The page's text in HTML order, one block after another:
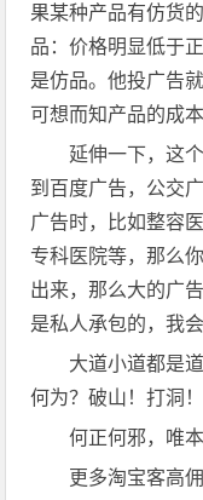
果某种产品有仿货
品：价格明显低于
是仿品。他投广告
可想而知产品的成
延伸一下，这
到百度广告，公交
广告时，比如整容
专科医院等，那么
出来，那么大的广
是私人承包的，我
大道小道都是
何为？破山！打洞
何正何邪，唯本
更多淘宝客高